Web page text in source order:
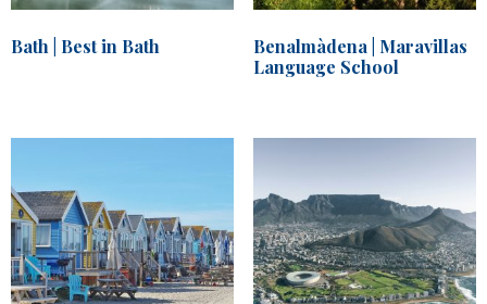
Bath | Best in Bath
Benalmàdena | Maravillas
Language School